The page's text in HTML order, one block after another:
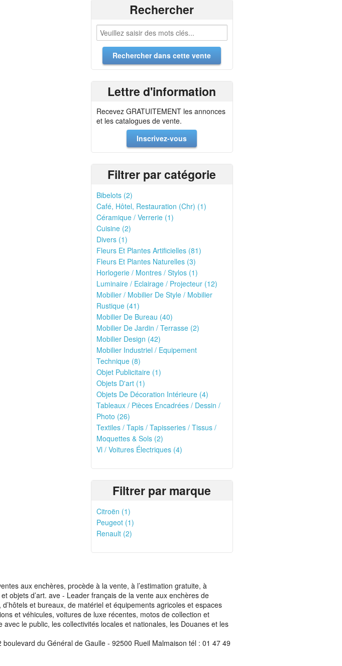
Rechercher
Lettre d'information
Recevez GRATUITEMENT les annonces
et les catalogues de vente.
Inscrivez-vous
Filtrer par catégorie
Bibelots (2)
Café, Hôtel, Restauration (Chr) (1)
Céramique / Verrerie (1)
Cuisine (2)
Divers (1)
Fleurs Et Plantes Artificielles (81)
Fleurs Et Plantes Naturelles (3)
Horlogerie / Montres / Stylos (1)
Luminaire / Eclairage / Projecteur (12)
Mobilier / Mobilier De Style / Mobilier
Rustique (41)
Mobilier De Bureau (40)
Mobilier De Jardin / Terrasse (2)
Mobilier Design (42)
Mobilier Industriel / Equipement
Technique (8)
Objet Publicitaire (1)
Objets D'art (1)
Objets De Décoration Intérieure (4)
Tableaux / Pièces Encadrées / Dessin /
Photo (26)
Textiles / Tapis / Tapisseries / Tissus /
Moquettes & Sols (2)
Vl / Voitures Électriques (4)
Filtrer par marque
Citroën (1)
Peugeot (1)
Renault (2)
aux enchères, procède à la vente, à l’estimation gratuite, à
objets d’art. ave - Leader français de la vente aux enchères de
et bureaux, de matériel et équipements agricoles et espaces
et véhicules, voitures de luxe récentes, motos de collection et
le public, les collectivités locales et nationales, les Douanes et les
du Général de Gaulle - 92500 Rueil Malmaison tél : 01 47 49